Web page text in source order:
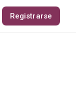
Registrarse